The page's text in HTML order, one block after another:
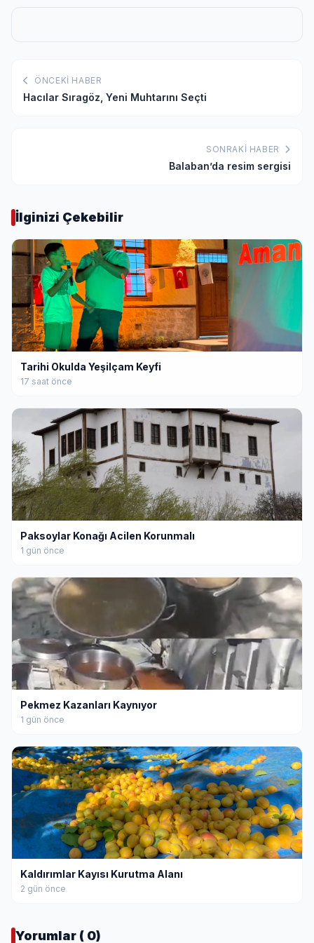
ÖNCEKI HABER
Hacılar Sıragöz, Yeni Muhtarını Seçti
SONRAKI HABER
Balaban’da resim sergisi
İlginizi Çekebilir
Tarihi Okulda Yeşilçam Keyfi
17 saat önce
Paksoylar Konağı Acilen Korunmalı
1 gün önce
Pekmez Kazanları Kaynıyor
1 gün önce
Kaldırımlar Kayısı Kurutma Alanı
2 gün önce
Yorumlar ( 0)